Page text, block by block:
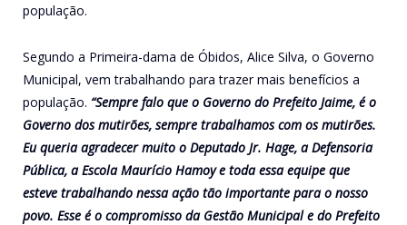
população.
Segundo a Primeira-dama de Óbidos, Alice Silva, o Governo
Municipal, vem trabalhando para trazer mais benefícios a
população. “Sempre falo que o Governo do Prefeito Jaime, é o
Governo dos mutirões, sempre trabalhamos com os mutirões.
Eu queria agradecer muito o Deputado Jr. Hage, a Defensoria
Pública, a Escola Maurício Hamoy e toda essa equipe que
esteve trabalhando nessa ação tão importante para o nosso
povo. Esse é o compromisso da Gestão Municipal e do Prefeito